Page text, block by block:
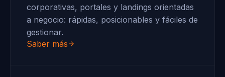
corporativas, portales y landings orientadas
a negocio: rápidas, posicionables y fáciles de
gestionar.
Saber más